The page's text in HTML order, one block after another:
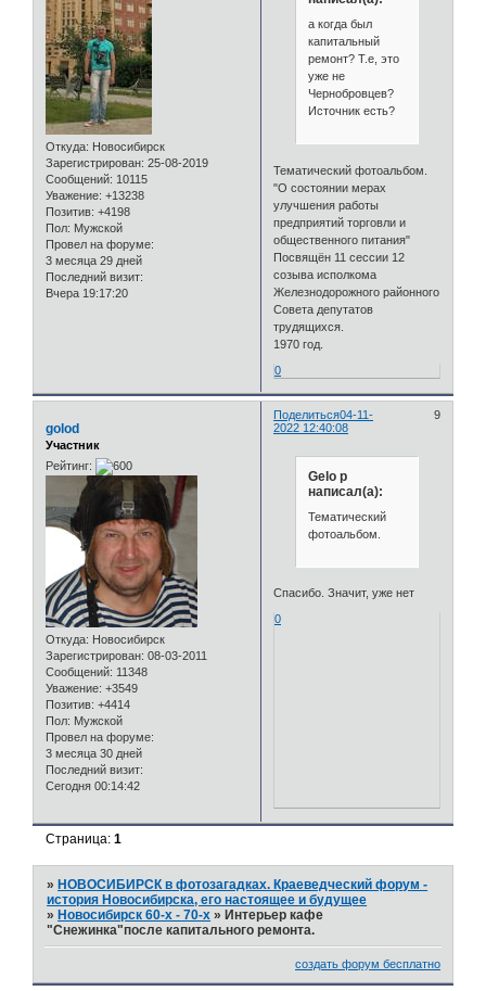
Откуда: Новосибирск
Зарегистрирован: 25-08-2019
Сообщений: 10115
Уважение: +13238
Позитив: +4198
Пол: Мужской
Провел на форуме:
3 месяца 29 дней
Последний визит:
Вчера 19:17:20
а когда был
капитальный
ремонт? Т.е, это
уже не
Чернобровцев?
Источник есть?
Тематический фотоальбом.
"О состоянии мерах
улучшения работы
предприятий торговли и
общественного питания"
Посвящён 11 сессии 12
созыва исполкома
Железнодорожного районного
Совета депутатов
трудящихся.
1970 год.
0
Поделиться 9
04-11-
2022 12:40:08
golod
Участник
Рейтинг:
Откуда: Новосибирск
Зарегистрирован: 08-03-2011
Сообщений: 11348
Уважение: +3549
Позитив: +4414
Пол: Мужской
Провел на форуме:
3 месяца 30 дней
Последний визит:
Сегодня 00:14:42
Gelo p
написал(а):
Тематический
фотоальбом.
Спасибо. Значит, уже нет
0
Страница:1
»НОВОСИБИРСК в фотозагадках. Краеведческий форум -
история Новосибирска, его настоящее и будущее
»Новосибирск 60-х - 70-х »Интерьер кафе
"Снежинка"после капитального ремонта.
создать форум бесплатно